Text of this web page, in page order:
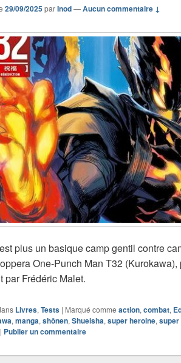
29/09/2025parInod—Aucun commentaire ↓
plus un basique camp gentil contre
One-Punch Man T32 (Kurokawa),
par Frédéric Malet.
Livres, Tests | Marqué comme action, combat,
, manga, shônen, Shueisha, super heroine,
| Publier un commentaire